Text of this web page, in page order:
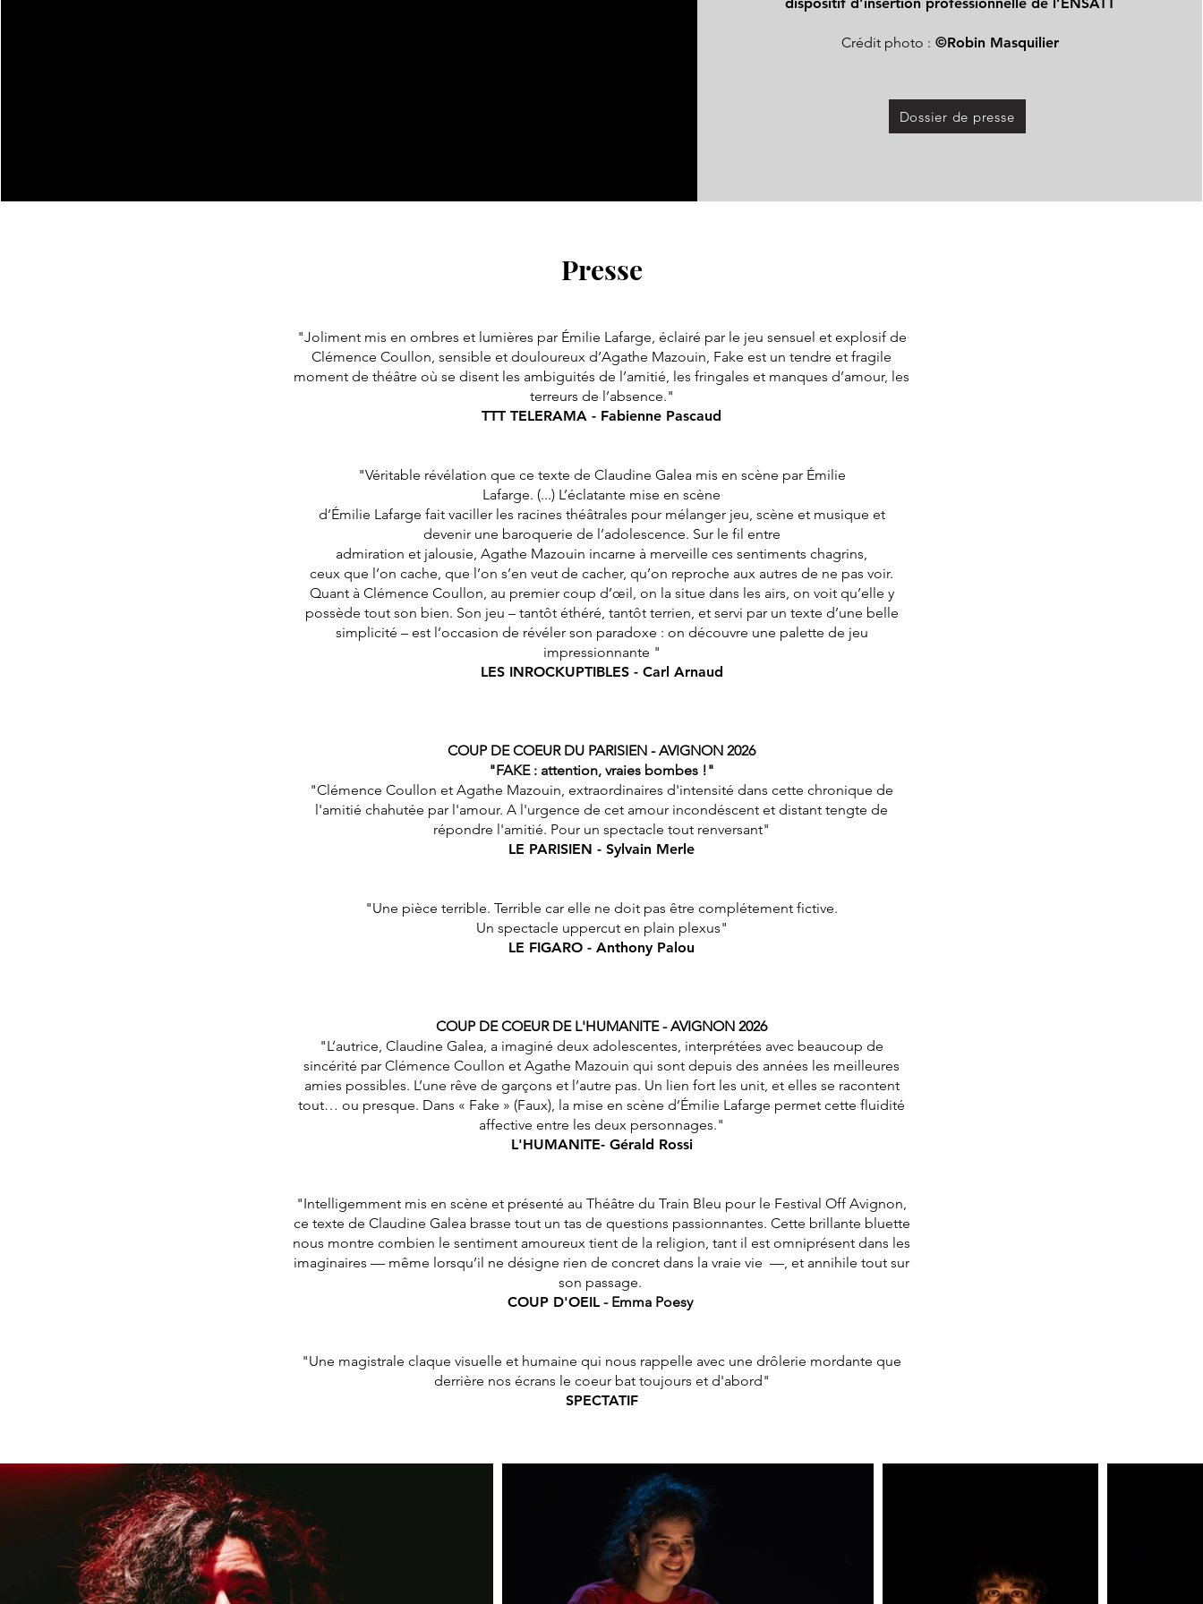
Crédit photo : ©Robin Masquilier
Dossier de presse
Presse
"Joliment mis en ombres et lumières par Émilie Lafarge, éclairé par le jeu sensuel et explosif de
Clémence Coullon, sensible et douloureux d’Agathe Mazouin, Fake est un tendre et fragile
moment de théâtre où se disent les ambiguités de l’amitié, les fringales et manques d’amour, les
terreurs de l’absence."
TTT TELERAMA - Fabienne Pascaud
"Véritable révélation que ce texte de Claudine Galea mis en scène par Émilie
Lafarge. (...) L’éclatante mise en scène
d’Émilie Lafarge fait vaciller les racines théâtrales pour mélanger jeu, scène et musique et
devenir une baroquerie de l’adolescence. Sur le fil entre
admiration et jalousie, Agathe Mazouin incarne à merveille ces sentiments chagrins,
ceux que l’on cache, que l’on s’en veut de cacher, qu’on reproche aux autres de ne pas voir.
Quant à Clémence Coullon, au premier coup d’œil, on la situe dans les airs, on voit qu’elle y
possède tout son bien. Son jeu – tantôt éthéré, tantôt terrien, et servi par un texte d’une belle
simplicité – est l’occasion de révéler son paradoxe : on découvre une palette de jeu
impressionnante "
LES INROCKUPTIBLES - Carl Arnaud
COUP DE COEUR DU PARISIEN - AVIGNON 2026
"FAKE : attention, vraies bombes !"
"Clémence Coullon et Agathe Mazouin, extraordinaires d'intensité dans cette chronique de
l'amitié chahutée par l'amour. A l'urgence de cet amour incondéscent et distant tengte de
répondre l'amitié. Pour un spectacle tout renversant"
LE PARISIEN - Sylvain Merle
"Une pièce terrible. Terrible car elle ne doit pas être complétement fictive.
Un spectacle uppercut en plain plexus"
LE FIGARO - Anthony Palou
COUP DE COEUR DE L'HUMANITE - AVIGNON 2026
"L’autrice, Claudine Galea, a imaginé deux adolescentes, interprétées avec beaucoup de
sincérité par Clémence Coullon et Agathe Mazouin qui sont depuis des années les meilleures
amies possibles. L’une rêve de garçons et l’autre pas. Un lien fort les unit, et elles se racontent
tout… ou presque. Dans « Fake » (Faux), la mise en scène d’Émilie Lafarge permet cette fluidité
affective entre les deux personnages."
L'HUMANITE- Gérald Rossi
"Intelligemment mis en scène et présenté au Théâtre du Train Bleu pour le Festival Off Avignon,
ce texte de Claudine Galea brasse tout un tas de questions passionnantes. Cette brillante bluette
nous montre combien le sentiment amoureux tient de la religion, tant il est omniprésent dans les
imaginaires — même lorsqu’il ne désigne rien de concret dans la vraie vie —, et annihile tout sur
son passage.
COUP D'OEIL- Emma Poesy
"Une magistrale claque visuelle et humaine qui nous rappelle avec une drôlerie mordante que
derrière nos écrans le coeur bat toujours et d'abord"
SPECTATIF